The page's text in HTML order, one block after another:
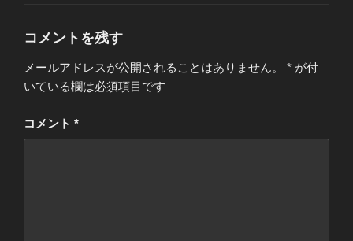
コメントを残す
メールアドレスが公開されることはありません。 * が付
いている欄は必須項目です
コメント *